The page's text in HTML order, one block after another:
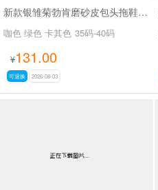
新款银雏菊勃肯磨砂皮包头拖鞋SA27108
咖色 绿色 卡其色 35码-40码
¥131.00
可退换 2026-08-03